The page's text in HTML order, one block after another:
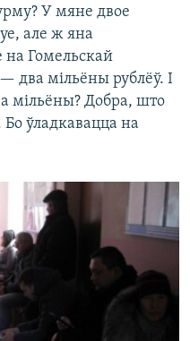
У мяне двое
але ж яна
Гомельскай
мільёны рублёў. І
мільёны? Добра, што
ўладкавацца на